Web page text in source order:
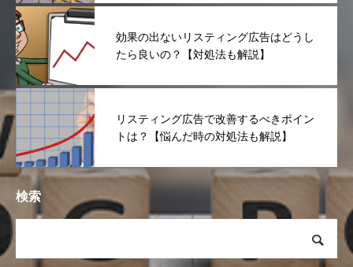
効果の出ないリスティング広告はどうし
たら良いの？【対処法も解説】
リスティング広告で改善するべきポイン
トは？【悩んだ時の対処法も解説】
検索